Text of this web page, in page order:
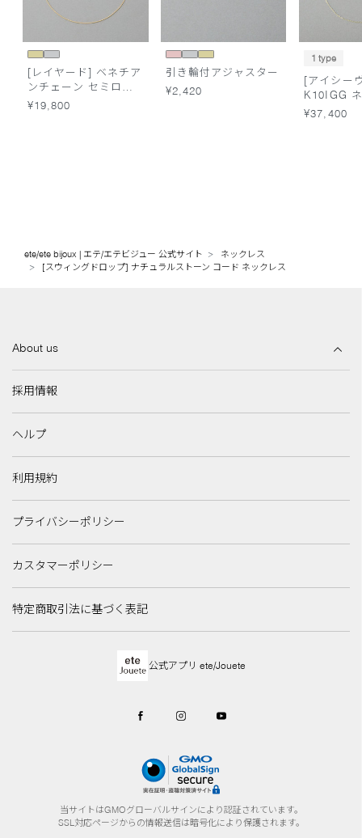
[レイヤード] ベネチア
ンチェーン セミロン
グ ネックレス
¥19,800
引き輪付アジャスター
¥2,420
1 type
[アイシー
K10IGG
¥37,400
ete/ete bijoux | エテ/エテビジュー 公式サイト
ネックレス
[スウィングドロップ] ナチュラルストーン コード ネックレス
About us
採用情報
ヘルプ
利用規約
プライバシーポリシー
カスタマーポリシー
特定商取引法に基づく表記
公式アプリ ete/Jouete
当サイトはGMOグローバルサインにより認証されています。
SSL対応ページからの情報送信は暗号化により保護されます。